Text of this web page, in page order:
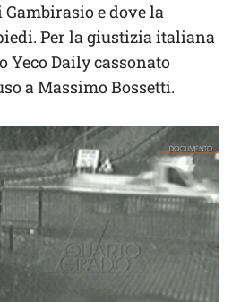
e dove la
Per la giustizia italiana
Yeco Daily cassonato
a Massimo Bossetti.